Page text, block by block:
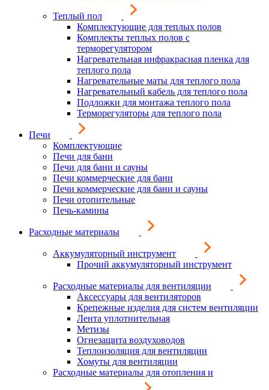
Теплый пол
Комплектующие для теплых полов
Комплекты теплых полов с
терморегулятором
Нагревательная инфракрасная пленка для
теплого пола
Нагревательные маты для теплого пола
Нагревательный кабель для теплого пола
Подложки для монтажа теплого пола
Терморегуляторы для теплого пола
Печи
Комплектующие
Печи для бани
Печи для бани и сауны
Печи коммерческие для бани
Печи коммерческие для бани и сауны
Печи отопительные
Печь-камины
Расходные материалы
Аккумуляторный инструмент
Прочий аккумуляторный инструмент
Расходные материалы для вентиляции
Аксессуары для вентиляторов
Крепежные изделия для систем вентиляции
Лента уплотнительная
Метизы
Огнезащита воздуховодов
Теплоизоляция для вентиляции
Хомуты для вентиляции
Расходные материалы для отопления и